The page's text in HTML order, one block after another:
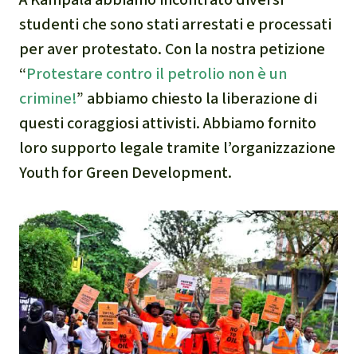
studenti che sono stati arrestati e processati
per aver protestato. Con la nostra petizione
“Protestare contro il petrolio non è un
crimine!” abbiamo chiesto la liberazione di
questi coraggiosi attivisti. Abbiamo fornito
loro supporto legale tramite l’organizzazione
Youth for Green Development.